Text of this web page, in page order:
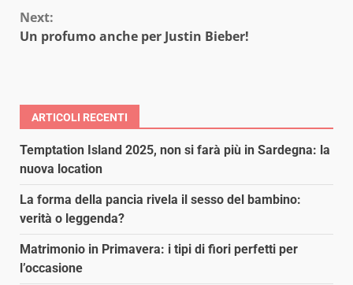
Next:
Un profumo anche per Justin Bieber!
ARTICOLI RECENTI
Temptation Island 2025, non si farà più in Sardegna: la
nuova location
La forma della pancia rivela il sesso del bambino:
verità o leggenda?
Matrimonio in Primavera: i tipi di fiori perfetti per
l’occasione